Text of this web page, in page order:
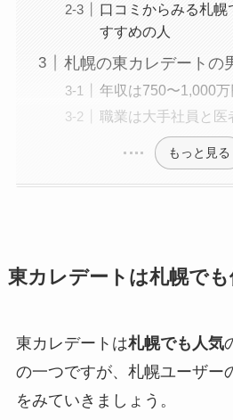
口コミからみる札
すすめの人
札幌の東カレデートの
年収は750〜1,000
職業は大手社員と医
もっと見る
東カレデートは札幌でも
東カレデートは札幌でも人気
の一つですが、札幌ユーザー
をみていきましょう。